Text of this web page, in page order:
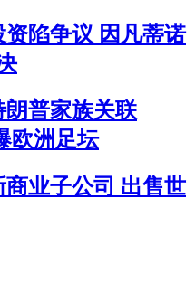
陷争议 因凡蒂诺
普家族关联
欧洲足坛
业子公司 出售世